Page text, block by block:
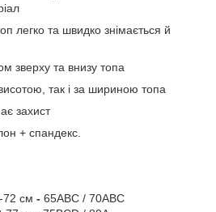
легко та швидко знімається й
зверху та внизу топа
так і за шириною топа
захист
+ спандекс.
см - 65ABC / 70ABC